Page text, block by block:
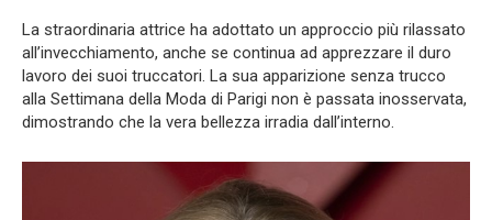
La straordinaria attrice ha adottato un approccio più rilassato
all’invecchiamento, anche se continua ad apprezzare il duro
lavoro dei suoi truccatori. La sua apparizione senza trucco
alla Settimana della Moda di Parigi non è passata inosservata,
dimostrando che la vera bellezza irradia dall’interno.